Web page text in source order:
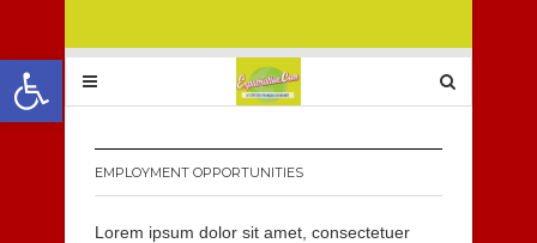
Ouvrir la barre d’outils
EMPLOYMENT OPPORTUNITIES
Lorem ipsum dolor sit amet, consectetuer